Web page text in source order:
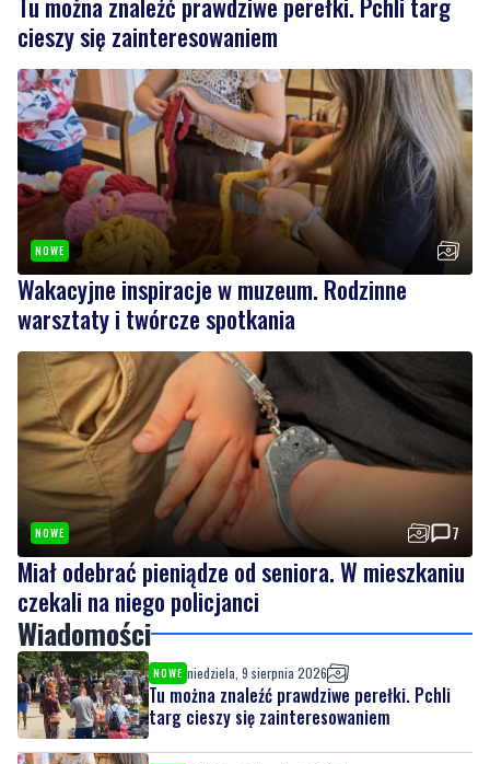
cieszy się zainteresowaniem
NOWE
Wakacyjne inspiracje w muzeum. Rodzinne
warsztaty i twórcze spotkania
NOWE 7
Miał odebrać pieniądze od seniora. W mieszkaniu
czekali na niego policjanci
Wiadomości
NOWE niedziela, 9 sierpnia 2026
Tu można znaleźć prawdziwe perełki. Pchli
targ cieszy się zainteresowaniem